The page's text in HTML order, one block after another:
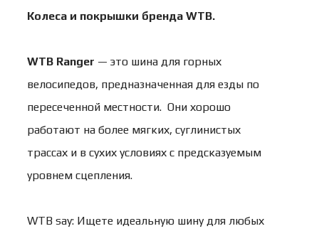
Колеса и покрышки бренда WTB.
WTB Ranger — это шина для горных
велосипедов, предназначенная для езды по
пересеченной местности. Они хорошо
работают на более мягких, суглинистых
трассах и в сухих условиях с предсказуемым
уровнем сцепления.
WTB say: Ищете идеальную шину для любых